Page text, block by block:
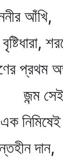
আঁখি,
প্রথম
দান,